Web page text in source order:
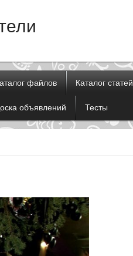
файлов Каталог статей
объявлений Тесты